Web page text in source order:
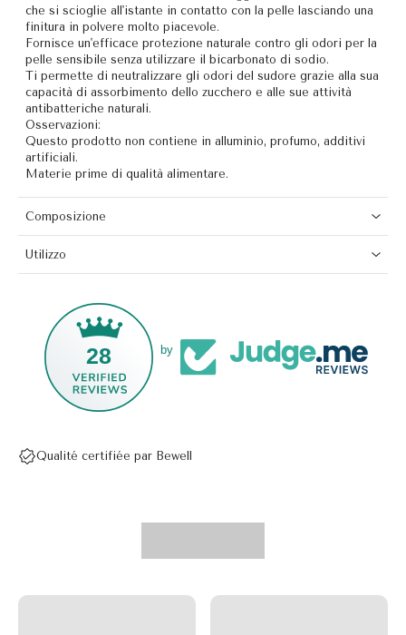
che si scioglie all'istante in contatto con la pelle lasciando una
finitura in polvere molto piacevole.
Fornisce un'efficace protezione naturale contro gli odori per la
pelle sensibile senza utilizzare il bicarbonato di sodio.
Ti permette di neutralizzare gli odori del sudore grazie alla sua
capacità di assorbimento dello zucchero e alle sue attività
antibatteriche naturali.
Osservazioni:
Questo prodotto non contiene in alluminio, profumo, additivi
artificiali.
Materie prime di qualità alimentare.
Composizione
Utilizzo
28 by
Qualité certifiée par Bewell